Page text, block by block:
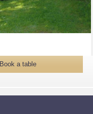
Book a table